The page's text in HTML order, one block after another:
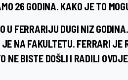
26 GODINA. KAKO JE TO
U FERRARIJU DUGI NIZ
NA FAKULTETU. FERRARI JE
NE BISTE DOŠLI I RADILI